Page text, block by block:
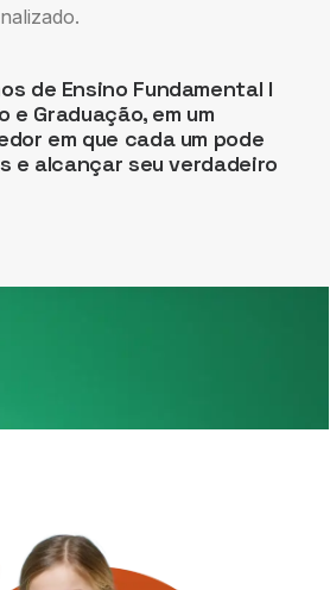
de Ensino Fundamental I
e Graduação, em um
em que cada um pode
e alcançar seu verdadeiro